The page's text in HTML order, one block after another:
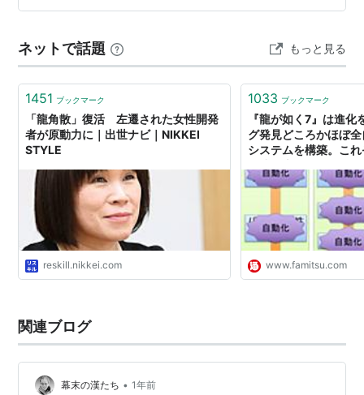
た坂本龍馬の登場作品一覧（1967年〜2018年） 坂本龍
にわたって坂本龍馬を演じた俳優 坂本龍馬を1度だけ演じ
た俳優一覧 幼少期…
ネットで話題 もっと見る
1451 ブックマーク
「龍角散」復活 左遷された女性開発
者が原動力に｜出世ナビ｜NIKKEI
STYLE
reskill.nikkei.com
1033 ブックマーク
『龍が如く7』は進化
グ発見どころかほぼ
システムを構築。こ
2020】 | ゲーム・エ
のファミ通.com
www.famitsu.com
関連ブログ
幕末の漢たち • 1年前